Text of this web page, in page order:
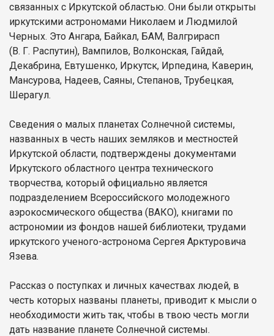
связанных с Иркутской областью. Они были открыты
иркутскими астрономами Николаем и Людмилой
Черных. Это Ангара, Байкал, БАМ, Валгрирасп
(В. Г. Распутин), Вампилов, Волконская, Гайдай,
Декабрина, Евтушенко, Иркутск, Ирпедина, Каверин,
Мансурова, Надеев, Саяны, Степанов, Трубецкая,
Шерагул.
Сведения о малых планетах Солнечной системы,
названных в честь наших земляков и местностей
Иркутской области, подтверждены документами
Иркутского областного центра технического
творчества, который официально является
подразделением Всероссийского молодежного
аэрокосмического общества (ВАКО), книгами по
астрономии из фондов нашей библиотеки, трудами
иркутского ученого-астронома Сергея Арктуровича
Язева.
Рассказ о поступках и личных качествах людей, в
честь которых названы планеты, приводит к мысли о
необходимости жить так, чтобы в твою честь могли
дать название планете Солнечной системы.